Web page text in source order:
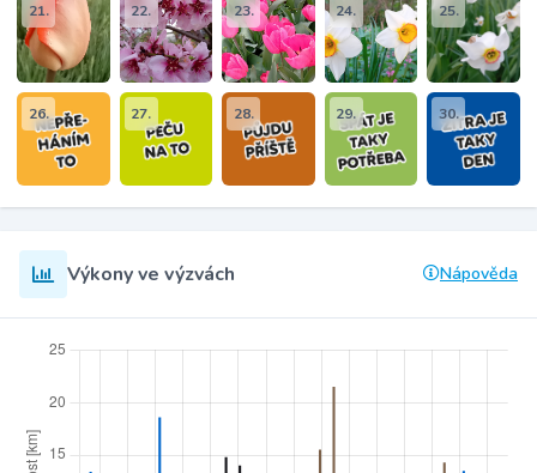
21. 22. 23. 24. 25.
26. 27. 28. 29. 30.
Výkony ve výzvách Nápověda